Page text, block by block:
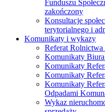
Funduszu
zakończony
Konsultacje
terytorialnego i
Komunikaty i wykazy
Referat
Komunikaty
Komunikaty
Komunikaty
Komunikaty
Odpadami
Wykaz